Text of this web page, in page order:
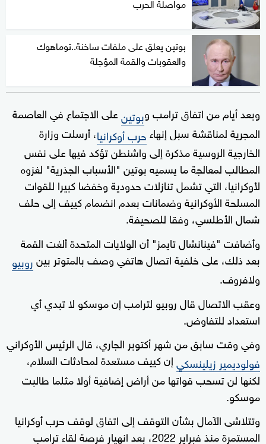
بوتين يعلق على ملفات ساخنة..توماهوك
والعقوبات والقمة المؤجلة
وبعد أيام من اتفاق ترامب وبوتينعلى الاجتماع في العاصمة
المجرية لمناقشة سبل إنهاء حرب أوكرانيا، أرسلت وزارة
الخارجية الروسية مذكرة إلى واشنطن تؤكد فيها على نفس
المطالب لمعالجة ما يسميه بوتين "الأسباب الجذرية" لغزوه
لأوكرانيا، التي تشمل تنازلات حدودية وخفضا كبيرا للقوات
المسلحة الأوكرانية وضمانات بعدم انضمام كييف إلى حلف
شمال الأطلسي، وفقا للصحيفة.
وأضافت "فينانشال تايمز" أن الولايات المتحدة ألغت القمة
بعد ذلك، على خلفية اتصال هاتفي وصف بالمتوتر بينروبيو
ولافروف.
وعقب الاتصال قال روبيو لترامب إن موسكو لا تبدي أي
استعداد للتفاوض.
وفي وقت سابق من شهر أكتوبر الجاري، قال الرئيس الأوكراني
فولوديمير زيلينسكيإن كييف مستعدة لمحادثات السلام،
لكنها لن تسحب قواتها من أراض إضافية أولا مثلما طالبت
موسكو.
وتتلاشى الآمال بشأن التوقف إلى اتفاق لوقف حرب أوكرانيا
المستمرة منذ فبراير 2022، بعد انهيار فرصة لقاء ترامب